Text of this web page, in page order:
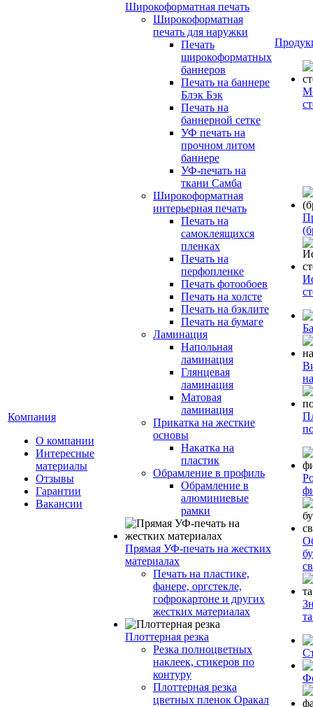
Компания
О компании
Интересные
материалы
Отзывы
Гарантии
Вакансии
Широкоформатная печать
Широкоформатная
печать для наружки
Печать
широкоформатных
баннеров
Печать на баннере
Блэк Бэк
Печать на
баннерной сетке
УФ печать на
прочном литом
баннере
УФ-печать на
ткани Самба
Широкоформатная
интерьерная печать
Печать на
самоклеящихся
пленках
Печать на
перфопленке
Печать фотообоев
Печать на холсте
Печать на бэклите
Печать на бумаге
Ламинация
Напольная
ламинация
Глянцевая
ламинация
Матовая
ламинация
Прикатка на жесткие
основы
Накатка на
пластик
Обрамление в профиль
Обрамление в
алюминиевые
рамки
Прямая УФ-печать на жестких
материалах
Печать на пластике,
фанере, оргстекле,
гофрокартоне и других
жестких материалах
Плоттерная резка
Резка полноцветных
наклеек, стикеров по
контуру
Плоттерная резка
цветных пленок Оракал